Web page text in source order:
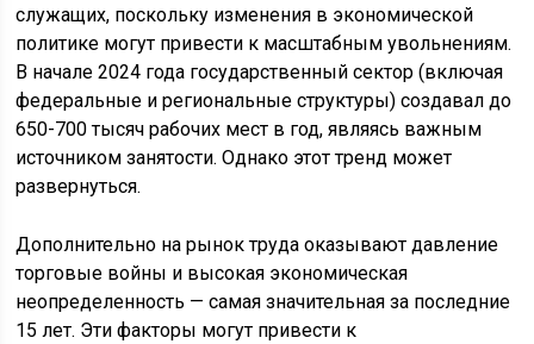
служащих, поскольку изменения в экономической
политике могут привести к масштабным увольнениям.
В начале 2024 года государственный сектор (включая
федеральные и региональные структуры) создавал до
650-700 тысяч рабочих мест в год, являясь важным
источником занятости. Однако этот тренд может
развернуться.
Дополнительно на рынок труда оказывают давление
торговые войны и высокая экономическая
неопределенность — самая значительная за последние
15 лет. Эти факторы могут привести к